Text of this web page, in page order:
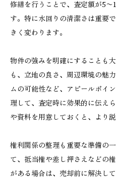
修繕を行うことで、査定額が5
す。特に水回りの清潔さは重要
きく変わります。
物件の強みを明確にすることも
も、立地の良さ、周辺環境の魅
ムの可能性など、アピールポイ
理して、査定時に効果的に伝え
や資料を用意しておくと、より
権利関係の整理も重要な準備の
て、抵当権や差し押さえなどの
がある場合は、売却前に解決し